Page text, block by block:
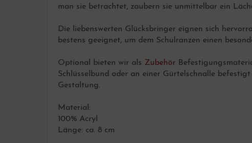
man sie betrachtet, zaubern sie unmittelbar ein
Die liebenswerten Glücksbringer eignen sich
bestens geeignet, um dem Schulranzen einen
Optional bieten wir als Zubehör
Schlüsselbund oder an einer Gürtelschnalle
Gestaltung.
Material:
100% Acryl
Länge: ca. 8 cm